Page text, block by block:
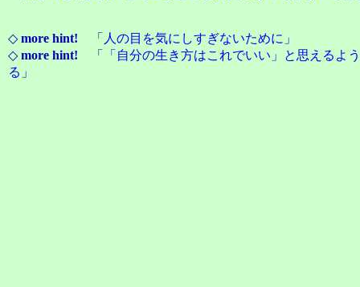
◇ more hint! 「 人の目を気にしすぎないために 」
◇ more hint! 「
「自分の生き方はこれでいい」と思えるよ
る 」